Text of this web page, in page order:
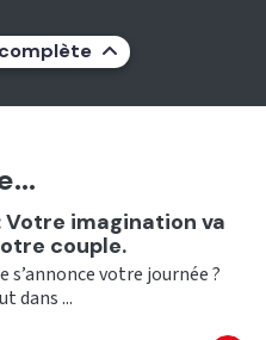
imagination va
couple.
s’annonce votre journée ?
dans ...